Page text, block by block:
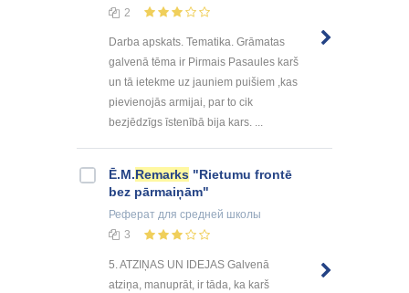
2
Darba apskats. Tematika. Grāmatas
galvenā tēma ir Pirmais Pasaules karš
un tā ietekme uz jauniem puišiem ,kas
pievienojās armijai, par to cik
bezjēdzīgs īstenībā bija kars. ...
Ē.M.Remarks "Rietumu frontē
bez pārmaiņām"
Реферат для средней школы
3
5. ATZIŅAS UN IDEJAS Galvenā
atziņa, manuprāt, ir tāda, ka karš